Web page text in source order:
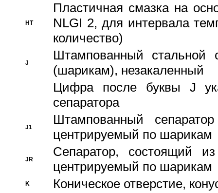
HT
Пластичная смазка на
NLGI 2, для интервала
количество)
J
Штампованный стальной
(шарикам), незакаленный
Цифра после буквы J
сепаратора
J1
Штампованный
центрируемый по шарикам
JR
Сепаратор, состоящий
центрируемый по шарикам
K Коническое отверстие,